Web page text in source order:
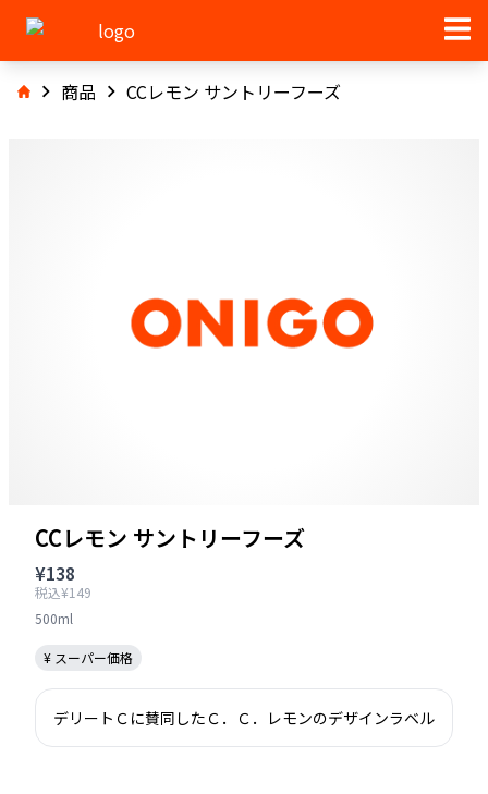
商品 CCレモン サントリーフーズ
CCレモン サントリーフーズ
¥138
税込¥149
500ml
¥ スーパー価格
デリートＣに賛同したＣ．Ｃ．レモンのデザインラベル